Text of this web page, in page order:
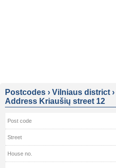
Postcodes › Vilniaus district ›
Address Kriaušių street 12